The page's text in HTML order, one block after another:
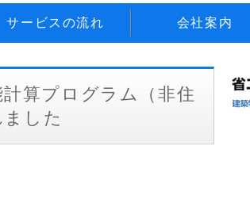
サービスの流れ 会社案内
計算プログラム（非住
した